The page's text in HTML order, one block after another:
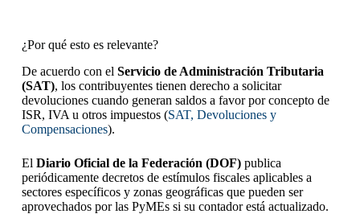
¿Por qué esto es relevante?
De acuerdo con el Servicio de Administración Tributaria
(SAT), los contribuyentes tienen derecho a solicitar
devoluciones cuando generan saldos a favor por concepto de
ISR, IVA u otros impuestos (SAT, Devoluciones y
Compensaciones).
El Diario Oficial de la Federación (DOF)publica
periódicamente decretos de estímulos fiscales aplicables a
sectores específicos y zonas geográficas que pueden ser
aprovechados por las PyMEs si su contador está actualizado.